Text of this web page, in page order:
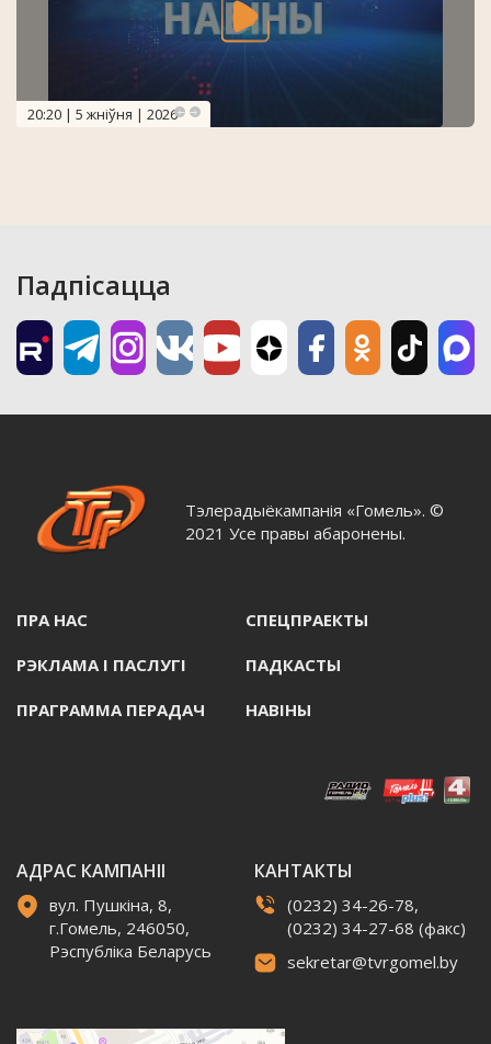
20:20 | 5 жніўня | 2026
Падпісацца
Тэлерадыёкампанія «Гомель». ©
2021 Усе правы абаронены.
ПРА НАС СПЕЦПРАЕКТЫ
РЭКЛАМА I ПАСЛУГI ПАДКАСТЫ
ПРАГРАММА ПЕРАДАЧ НАВIНЫ
АДРАС КАМПАНІІ
вул. Пушкіна, 8,
г.Гомель, 246050,
Рэспубліка Беларусь
КАНТАКТЫ
(0232) 34-26-78,
(0232) 34-27-68 (факс)
sekretar@tvrgomel.by